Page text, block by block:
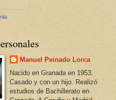
Manuel Peinado Lorca
Nacido en Granada en 1953.
Casado y con un hijo. Realizó
estudios de Bachillerato en